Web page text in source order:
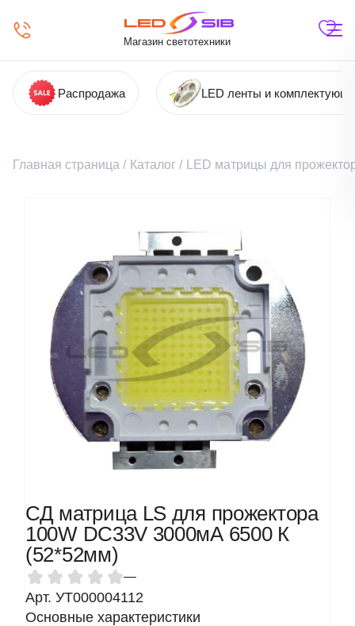
Магазин светотехники
Распродажа LED ленты и
Главная страница / Каталог / LED матрицы для
СД матрица LS для прожектора
100W DC33V 3000мА 6500 К
(52*52мм)
—
Арт. УТ000004112
Основные характеристики